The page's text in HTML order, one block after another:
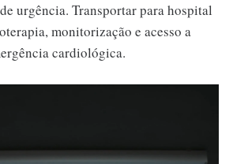
urgência. Transportar para hospital
monitorização e acesso a
cardiológica.